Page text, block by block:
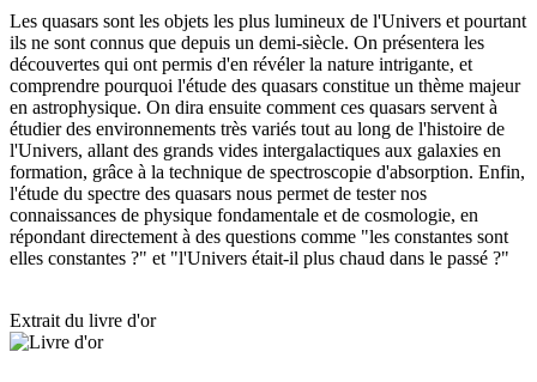
Les quasars sont les objets les plus lumineux de l'Univers et pourtant
ils ne sont connus que depuis un demi-siècle. On présentera les
découvertes qui ont permis d'en révéler la nature intrigante, et
comprendre pourquoi l'étude des quasars constitue un thème majeur
en astrophysique. On dira ensuite comment ces quasars servent à
étudier des environnements très variés tout au long de l'histoire de
l'Univers, allant des grands vides intergalactiques aux galaxies en
formation, grâce à la technique de spectroscopie d'absorption. Enfin,
l'étude du spectre des quasars nous permet de tester nos
connaissances de physique fondamentale et de cosmologie, en
répondant directement à des questions comme "les constantes sont
elles constantes ?" et "l'Univers était-il plus chaud dans le passé ?"
Extrait du livre d'or